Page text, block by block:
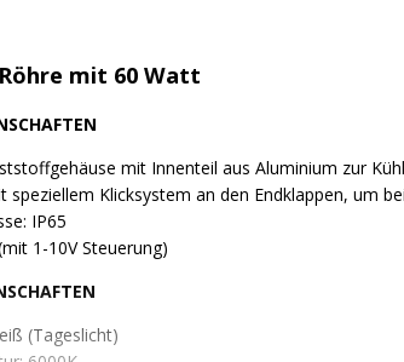
Röhre mit 60 Watt
mit Innenteil aus Aluminium zur
speziellem Klicksystem an den Endklappen, um
IP65
1-10V Steuerung)
(Tageslicht)